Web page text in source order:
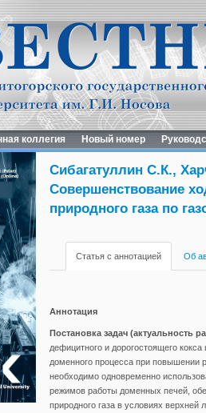
коллегия Новый номер
Сибагатуллин С.К.,
Совершенствование
природного газа по
Статья с аннотацией Об
Аннотация
Постановка задач (актуальность
дефицитного и дорогостоящего
доменного процесса при повышении
необходимо одновременно
режимов работы доменных печей,
природного газа в условиях